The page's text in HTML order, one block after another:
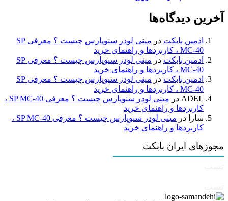
آخرین دیدگاه‌ها
ادمین بابکت در
مینی لودر سنوپارس چیست ؟ معرفی SP
MC-40 ، کاربردها و راهنمای خرید
ادمین بابکت در
مینی لودر سنوپارس چیست ؟ معرفی SP
MC-40 ، کاربردها و راهنمای خرید
ادمین بابکت در
مینی لودر سنوپارس چیست ؟ معرفی SP
MC-40 ، کاربردها و راهنمای خرید
ADEL در
مینی لودر سنوپارس چیست ؟ معرفی SP MC-40 ،
کاربردها و راهنمای خرید
سارا
در
مینی لودر سنوپارس چیست ؟ معرفی SP MC-40 ،
کاربردها و راهنمای خرید
مجوزهای ایران بابکت